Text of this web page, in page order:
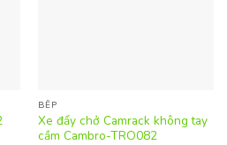
BẾP
Xe đẩy chở Camrack không tay
cầm Cambro-TRO082